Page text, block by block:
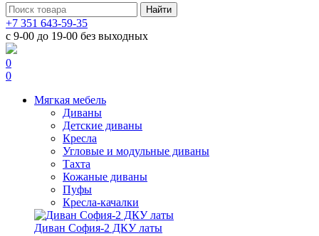
+7 351 643-59-35
с 9-00 до 19-00 без выходных
0
0
Мягкая мебель
Диваны
Детские диваны
Кресла
Угловые и модульные диваны
Тахта
Кожаные диваны
Пуфы
Кресла-качалки
Диван София-2 ДКУ латы